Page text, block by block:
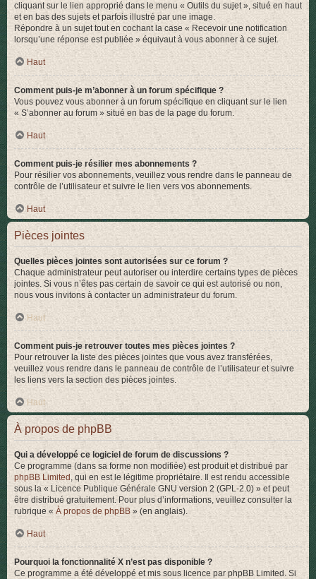
cliquant sur le lien approprié dans le menu « Outils du sujet », situé en haut
et en bas des sujets et parfois illustré par une image.
Répondre à un sujet tout en cochant la case « Recevoir une notification
lorsqu’une réponse est publiée » équivaut à vous abonner à ce sujet.
Haut
Comment puis-je m’abonner à un forum spécifique ?
Vous pouvez vous abonner à un forum spécifique en cliquant sur le lien
« S’abonner au forum » situé en bas de la page du forum.
Haut
Comment puis-je résilier mes abonnements ?
Pour résilier vos abonnements, veuillez vous rendre dans le panneau de
contrôle de l’utilisateur et suivre le lien vers vos abonnements.
Haut
Pièces jointes
Quelles pièces jointes sont autorisées sur ce forum ?
Chaque administrateur peut autoriser ou interdire certains types de pièces
jointes. Si vous n’êtes pas certain de savoir ce qui est autorisé ou non,
nous vous invitons à contacter un administrateur du forum.
Haut
Comment puis-je retrouver toutes mes pièces jointes ?
Pour retrouver la liste des pièces jointes que vous avez transférées,
veuillez vous rendre dans le panneau de contrôle de l’utilisateur et suivre
les liens vers la section des pièces jointes.
Haut
À propos de phpBB
Qui a développé ce logiciel de forum de discussions ?
Ce programme (dans sa forme non modifiée) est produit et distribué par
phpBB Limited , qui en est le légitime propriétaire. Il est rendu accessible
sous la « Licence Publique Générale GNU version 2 (GPL-2.0) » et peut
être distribué gratuitement. Pour plus d’informations, veuillez consulter la
rubrique « À propos de phpBB » (en anglais).
Haut
Pourquoi la fonctionnalité X n’est pas disponible ?
Ce programme a été développé et mis sous licence par phpBB Limited. Si